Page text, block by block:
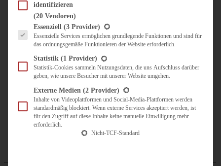
UNTERWEGS
KULINARISCH UNTERWEGS
ÜBER MICH
ZUSAMMENARBEIT
identifizieren
(20 Vendoren)
Es folgt eine Liste der Service-Gruppen, für die eine Einwilligung erteilt werden
Essenziell (3 Provider)
Essenzielle Services ermöglichen grundlegende Funktionen und sind für
das ordnungsgemäße Funktionieren der Website erforderlich.
Statistik (1 Provider)
Statistik-Cookies sammeln Nutzungsdaten, die uns Aufschluss darüber
geben, wie unsere Besucher mit unserer Website umgehen.
Externe Medien (2 Provider)
Inhalte von Videoplattformen und Social-Media-Plattformen werden
standardmäßig blockiert. Wenn externe Services akzeptiert werden, ist
für den Zugriff auf diese Inhalte keine manuelle Einwilligung mehr
erforderlich.
Nicht-TCF-Standard